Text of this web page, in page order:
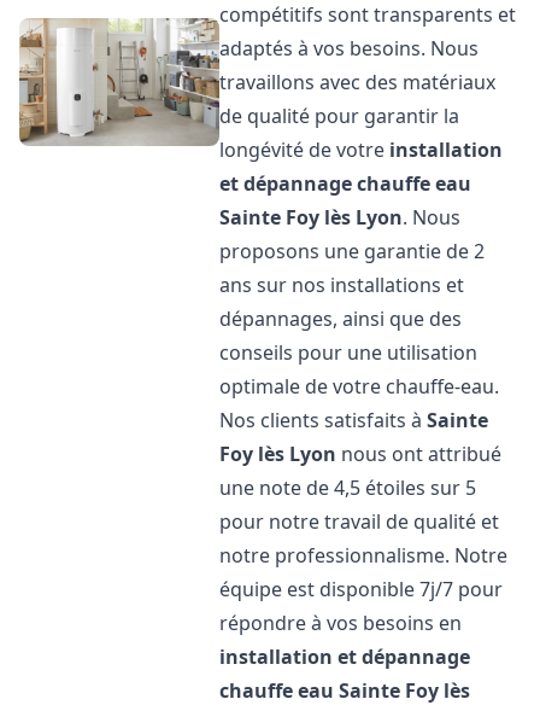
compétitifs sont transparents et
adaptés à vos besoins. Nous
travaillons avec des matériaux
de qualité pour garantir la
longévité de votre installation
et dépannage chauffe eau
Sainte Foy lès Lyon. Nous
proposons une garantie de 2
ans sur nos installations et
dépannages, ainsi que des
conseils pour une utilisation
optimale de votre chauffe-eau.
Nos clients satisfaits àSainte
Foy lès Lyon nous ont attribué
une note de 4,5 étoiles sur 5
pour notre travail de qualité et
notre professionnalisme. Notre
équipe est disponible 7j/7 pour
répondre à vos besoins en
installation et dépannage
chauffe eau Sainte Foy lès